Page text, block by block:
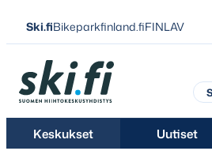
Siirry
suoraan
sisältöön
Ski.fiBikeparkfinland.fiFINLAV
Ski.fi
Keskukset Uutiset